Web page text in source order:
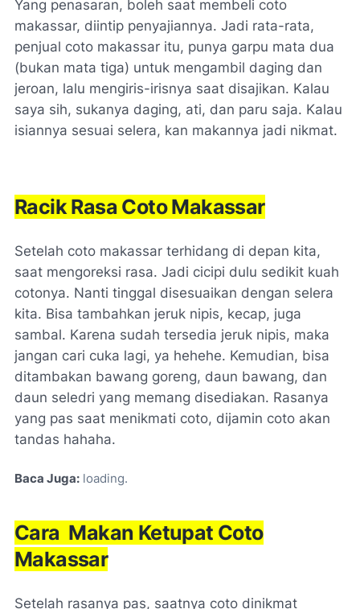
Yang penasaran, boleh saat membeli coto
makassar, diintip penyajiannya. Jadi rata-rata,
penjual coto makassar itu, punya garpu mata dua
(bukan mata tiga) untuk mengambil daging dan
jeroan, lalu mengiris-irisnya saat disajikan. Kalau
saya sih, sukanya daging, ati, dan paru saja. Kalau
isiannya sesuai selera, kan makannya jadi nikmat.
Racik Rasa Coto Makassar
Setelah coto makassar terhidang di depan kita,
saat mengoreksi rasa. Jadi cicipi dulu sedikit kuah
cotonya. Nanti tinggal disesuaikan dengan selera
kita. Bisa tambahkan jeruk nipis, kecap, juga
sambal. Karena sudah tersedia jeruk nipis, maka
jangan cari cuka lagi, ya hehehe. Kemudian, bisa
ditambakan bawang goreng, daun bawang, dan
daun seledri yang memang disediakan. Rasanya
yang pas saat menikmati coto, dijamin coto akan
tandas hahaha.
Baca Juga: loading
Cara Makan Ketupat Coto
Makassar
Setelah rasanya pas, saatnya coto dinikmat